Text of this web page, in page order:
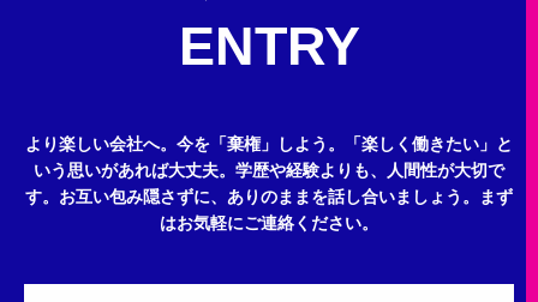
ENTRY
より楽しい会社へ。今を「棄権」しよう。
「楽しく働きたい」と
いう思いがあれば大丈夫。 学歴や経験よりも、人間性が大切で
す。 お互い包み隠さずに、ありのままを話し合いましょう。
まず
はお気軽にご連絡ください。